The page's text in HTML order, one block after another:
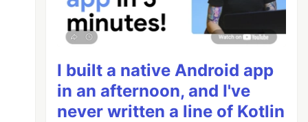
I built a native Android app
in an afternoon, and I've
never written a line of Kotlin